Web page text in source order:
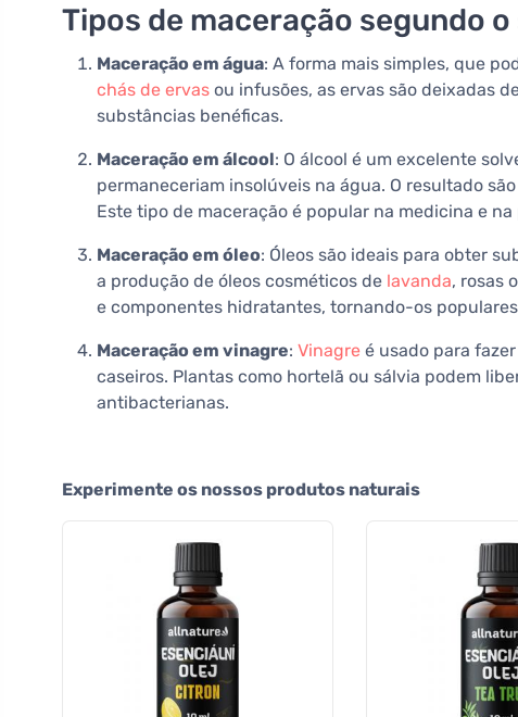
Tipos de maceração segundo
Maceração em água: A forma mais simples, que
chás de ervas ou infusões, as ervas são deixadas
substâncias benéficas.
Maceração em álcool: O álcool é um excelente
permaneceriam insolúveis na água. O resultado
Este tipo de maceração é popular na medicina e
Maceração em óleo: Óleos são ideais para obter
a produção de óleos cosméticos de lavanda, rosas
e componentes hidratantes, tornando-os
Maceração em vinagre: Vinagre é usado para
caseiros. Plantas como hortelã ou sálvia podem
antibacterianas.
Experimente os nossos produtos naturais